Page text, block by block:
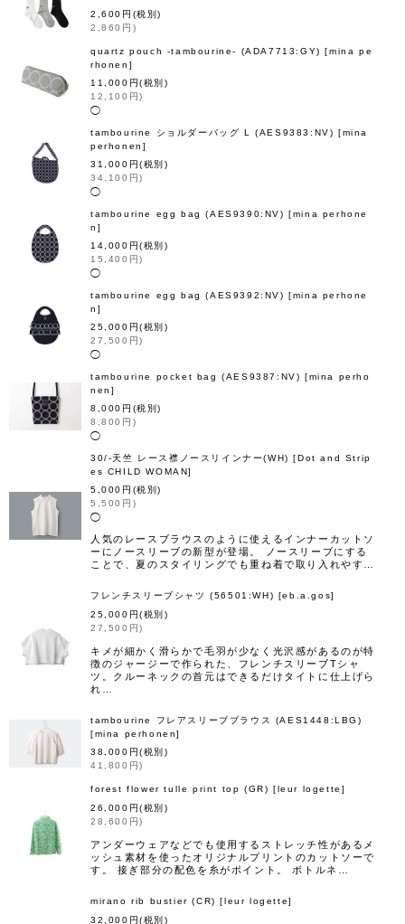
2,600 円 (税別)
2,860 円 )
quartz pouch -tambourine- (ADA7713:GY) [mina pe
rhonen ]
11,000 円(税別)
12,100 円)
◯
tambourine ショルダーバッグ L (AES9383:NV) [mina
perhonen ]
31,000 円(税別)
34,100 円)
◯
tambourine egg bag (AES9390:NV) [mina perhone
n ]
14,000 円(税別)
15,400 円)
◯
tambourine egg bag (AES9392:NV) [mina perhone
n ]
25,000 円(税別)
27,500 円)
◯
tambourine pocket bag (AES9387:NV) [mina perho
nen ]
8,000 円 (税別)
8,800 円 )
◯
30/-天竺 レース襟ノースリインナー(WH) [Dot and Strip
es CHILD WOMAN]
5,000 円 (税別)
5,500 円 )
◯
人気のレースブラウスのように使えるインナーカットソ
ーにノースリーブの新型が登場。 ノースリーブにする
ことで、夏のスタイリングでも重ね着で取り入れやす…
フレンチスリーブシャツ (56501:WH) [eb.a.gos]
25,000 円(税別)
27,500 円)
キメが細かく滑らかで毛羽が少なく光沢感があるのが特
徴のジャージーで作られた、フレンチスリーブTシャ
ツ。クルーネックの首元はできるだけタイトに仕上げら
れ…
tambourine フレアスリーブブラウス (AES1448:LBG)
[mina perhonen]
38,000 円(税別)
41,800 円)
forest flower tulle print top (GR) [leur logette ]
26,000 円(税別)
28,600 円)
アンダーウェアなどでも使用するストレッチ性があるメ
ッシュ素材を使ったオリジナルプリントのカットソーで
す。 接ぎ部分の配色を糸がポイント。 ボトルネ…
mirano rib bustier (CR) [leur logette]
32,000 円(税別)